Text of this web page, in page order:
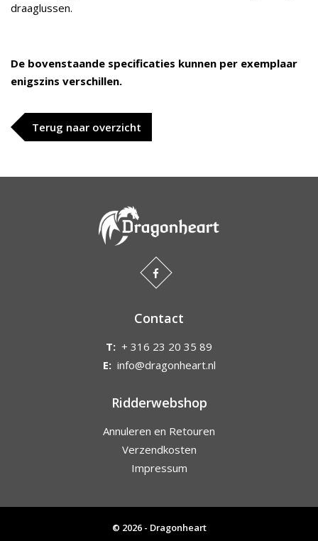
draaglussen.
De bovenstaande specificaties kunnen per exemplaar
enigszins verschillen.
Terug naar overzicht
Contact
T: + 316 23 20 35 89
E: info@dragonheart.nl
Ridderwebshop
Annuleren en Retouren
Verzendkosten
Impressum
© 2026 - Dragonheart